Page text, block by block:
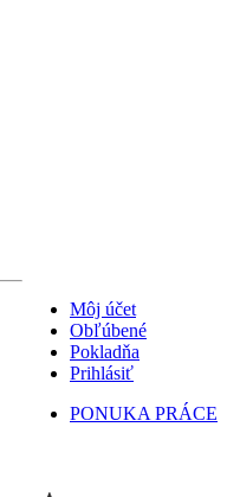
Môj účet
Obľúbené
Pokladňa
Prihlásiť
PONUKA PRÁCE